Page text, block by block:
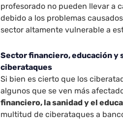
profesorado no pueden llevar a
debido a los problemas
sector altamente vulnerable a
Sector financiero, educación y
ciberataques
Si bien es cierto que los
algunos que se ven más
financiero, la sanidad y el
multitud de ciberataques a